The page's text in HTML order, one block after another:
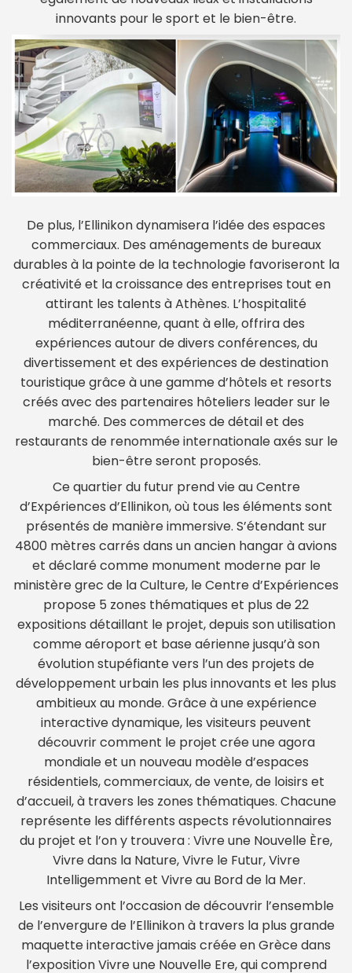
innovants pour le sport et le bien-être.
De plus, l’Ellinikon dynamisera l’idée des espaces
commerciaux. Des aménagements de bureaux
durables à la pointe de la technologie favoriseront la
créativité et la croissance des entreprises tout en
attirant les talents à Athènes. L’hospitalité
méditerranéenne, quant à elle, offrira des
expériences autour de divers conférences, du
divertissement et des expériences de destination
touristique grâce à une gamme d’hôtels et resorts
créés avec des partenaires hôteliers leader sur le
marché. Des commerces de détail et des
restaurants de renommée internationale axés sur le
bien-être seront proposés.
Ce quartier du futur prend vie au Centre
d’Expériences d’Ellinikon, où tous les éléments sont
présentés de manière immersive. S’étendant sur
4800 mètres carrés dans un ancien hangar à avions
et déclaré comme monument moderne par le
ministère grec de la Culture, le Centre d’Expériences
propose 5 zones thématiques et plus de 22
expositions détaillant le projet, depuis son utilisation
comme aéroport et base aérienne jusqu’à son
évolution stupéfiante vers l’un des projets de
développement urbain les plus innovants et les plus
ambitieux au monde. Grâce à une expérience
interactive dynamique, les visiteurs peuvent
découvrir comment le projet crée une agora
mondiale et un nouveau modèle d’espaces
résidentiels, commerciaux, de vente, de loisirs et
d’accueil, à travers les zones thématiques. Chacune
représente les différents aspects révolutionnaires
du projet et l’on y trouvera : Vivre une Nouvelle Ère,
Vivre dans la Nature, Vivre le Futur, Vivre
Intelligemment et Vivre au Bord de la Mer.
Les visiteurs ont l’occasion de découvrir l’ensemble
de l’envergure de l’Ellinikon à travers la plus grande
maquette interactive jamais créée en Grèce dans
l’exposition Vivre une Nouvelle Ere, qui comprend